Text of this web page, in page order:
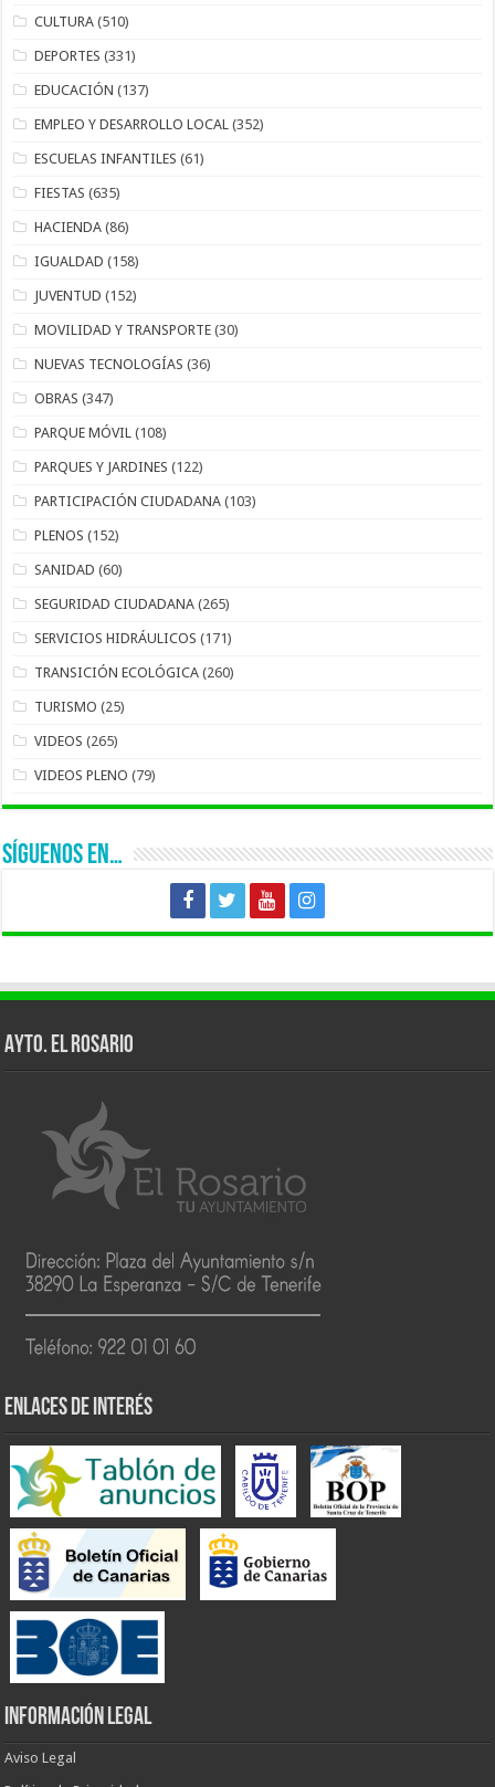
CULTURA (510)
DEPORTES (331)
EDUCACIÓN (137)
EMPLEO Y DESARROLLO LOCAL (352)
ESCUELAS INFANTILES (61)
FIESTAS (635)
HACIENDA (86)
IGUALDAD (158)
JUVENTUD (152)
MOVILIDAD Y TRANSPORTE (30)
NUEVAS TECNOLOGÍAS (36)
OBRAS (347)
PARQUE MÓVIL (108)
PARQUES Y JARDINES (122)
PARTICIPACIÓN CIUDADANA (103)
PLENOS (152)
SANIDAD (60)
SEGURIDAD CIUDADANA (265)
SERVICIOS HIDRÁULICOS (171)
TRANSICIÓN ECOLÓGICA (260)
TURISMO (25)
VIDEOS (265)
VIDEOS PLENO (79)
SÍGUENOS EN…
AYTO. EL ROSARIO
ENLACES DE INTERÉS
INFORMACIÓN LEGAL
Aviso Legal